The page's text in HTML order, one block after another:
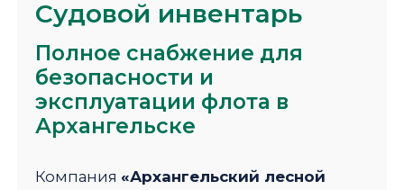
Судовой инвентарь
Полное снабжение для
безопасности и
эксплуатации флота в
Архангельске
Компания «Архангельский лесной